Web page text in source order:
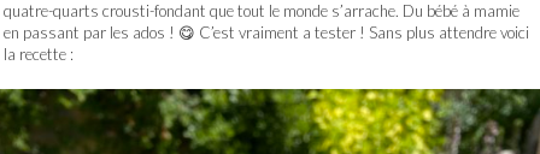
quatre-quarts crousti-fondant que tout le monde s’arrache. Du bébé à mamie
en passant par les ados ! 😋 C’est vraiment a tester ! Sans plus attendre voici
la recette :